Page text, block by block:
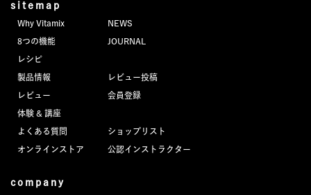
JOURNAL
sitemap
Why Vitamix
8つの機能
レシピ
製品情報
レビュー
体験 & 講座
よくある質問
オンラインストア
NEWS
JOURNAL
レビュー投稿
会員登録
ショップリスト
公認インストラクター
company